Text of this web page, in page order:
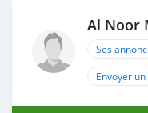
negotiable and all
SHIPMENT
We p
Al Noor
Ses
Envoyer